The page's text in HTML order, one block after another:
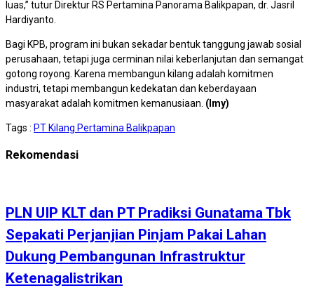
luas,” tutur Direktur RS Pertamina Panorama Balikpapan, dr. Jasril
Hardiyanto.
Bagi KPB, program ini bukan sekadar bentuk tanggung jawab sosial
perusahaan, tetapi juga cerminan nilai keberlanjutan dan semangat
gotong royong. Karena membangun kilang adalah komitmen
industri, tetapi membangun kedekatan dan keberdayaan
masyarakat adalah komitmen kemanusiaan. (Imy)
Tags : PT Kilang Pertamina Balikpapan
Rekomendasi
PLN UIP KLT dan PT Pradiksi Gunatama Tbk
Sepakati Perjanjian Pinjam Pakai Lahan
Dukung Pembangunan Infrastruktur
Ketenagalistrikan